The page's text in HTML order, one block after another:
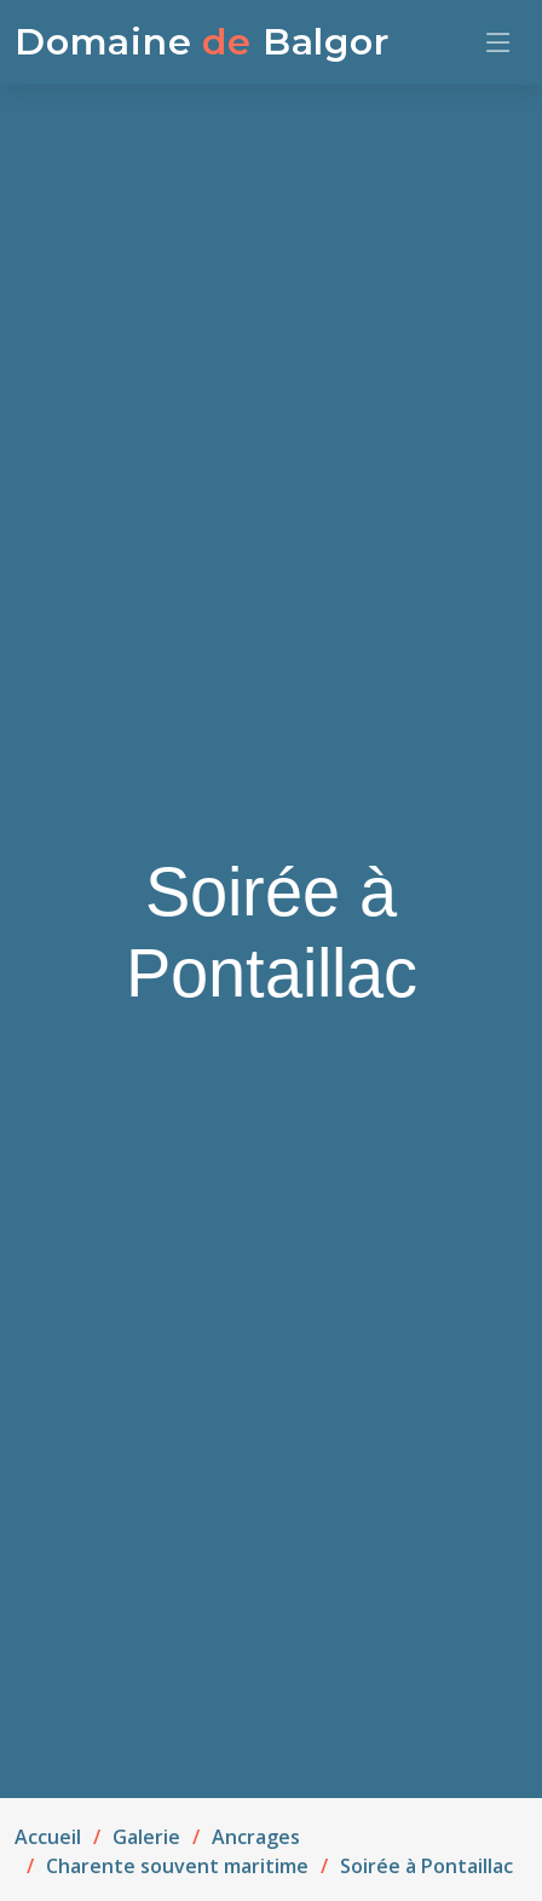
Domaine de Balgor
Soirée à
Pontaillac
Accueil Galerie
Ancrages
Charente souvent maritime
Soirée à Pontaillac